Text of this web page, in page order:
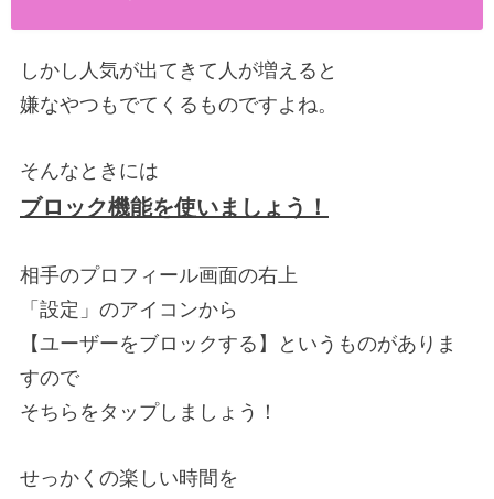
しかし人気が出てきて人が増えると
嫌なやつもでてくるものですよね。
そんなときには
ブロック機能を使いましょう！
相手のプロフィール画面の右上
「設定」のアイコンから
【ユーザーをブロックする】というものがありま
すので
そちらをタップしましょう！
せっかくの楽しい時間を